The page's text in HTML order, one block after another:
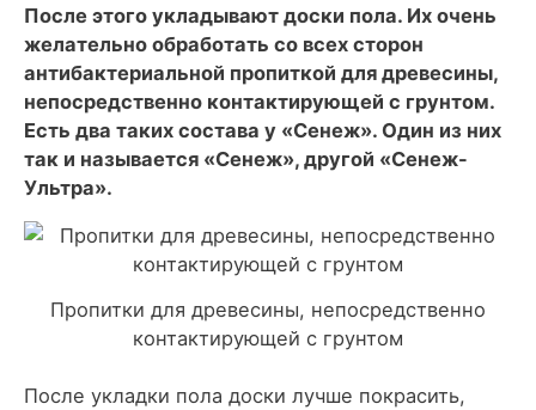
После этого укладывают доски пола. Их очень
желательно обработать со всех сторон
антибактериальной пропиткой для древесины,
непосредственно контактирующей с грунтом.
Есть два таких состава у «Сенеж». Один из них
так и называется «Сенеж», другой «Сенеж-
Ультра».
Пропитки для древесины, непосредственно
контактирующей с грунтом
После укладки пола доски лучше покрасить,